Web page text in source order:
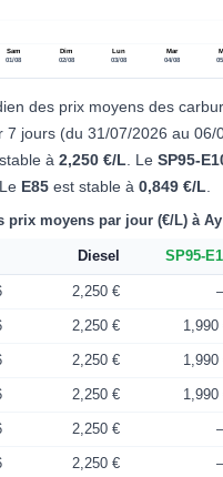
Sam
01/08
Dim
02/08
Lun
03/08
Mar
04/08
des prix moyens des
7 jours (du 31/07/2026 au 06/
à 2,250 €/L. Le SP95-
E85 est stable à 0,849 €/L.
prix moyens par jour (€/L) à
Diesel SP95-
2,250 €
2,250 € 1,990
2,250 € 1,990
2,250 € 1,990
2,250 €
2,250 €